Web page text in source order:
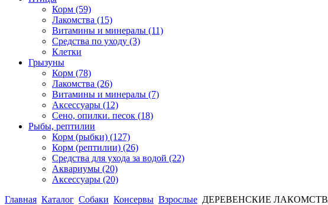
Корм (59)
Лакомства (15)
Витамины и минералы (11)
Средства по уходу (3)
Клетки
Грызуны
Корм (78)
Лакомства (26)
Витамины и минералы (7)
Аксессуары (12)
Сено, опилки. песок (18)
Рыбы, рептилии
Корм (рыбки) (127)
Корм (рептилии) (26)
Средства для ухода за водой (22)
Аквариумы (20)
Аксессуары (20)
Главная Каталог Собаки Консервы Взрослые ДЕРЕВЕНСКИЕ ЛАКОМСТВА